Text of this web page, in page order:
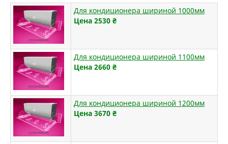
Для кондиционера шириной 1000мм
Цена 2530 ₴
Для кондиционера шириной 1100мм
Цена 2660 ₴
Для кондиционера шириной 1200мм
Цена 3670 ₴